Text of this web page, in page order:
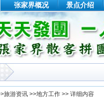
张家界概况 景点介绍
旅游资讯 >>地方工作 >> 详细内容